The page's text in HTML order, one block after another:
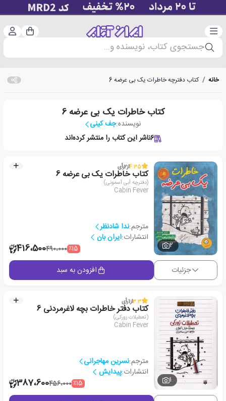
دسته‌بندی سبد
جستجوی کتاب، نویسنده و...
خانه / کتاب دفترچه خاطرات یک بی عرضه 6
کتاب خاطرات یک بی عرضه 6
نویسنده:جف کینی
6ناشر این کتاب را منتشر کرده‌اند
2
4.35از2رأی
کتاب خاطرات یک بی عرضه 6
(دفترچه آبی آسمونی)
Cabin Fever
مترجم:ندا شادنظر
انتشارات:ایران بان
٪15490،000416،500
جزئیات افزودن به سبد
1
3.3از1رأی
کتاب دفتر خاطرات بچه لاغرمردنی 6
(تعطیلات زورکی)
Cabin Fever
مترجم:نسرین مهاجرانی
انتشارات:پیدایش
٪15456،000387،600